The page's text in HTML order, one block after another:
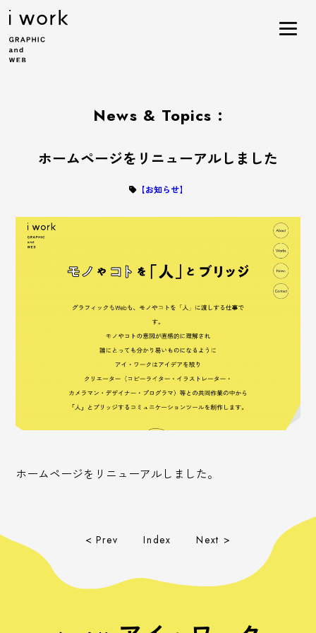
News & Topics :
ホームページをリニューアルしました
【お知らせ】
ホームページをリニューアルしました。
< Prev Index Next >